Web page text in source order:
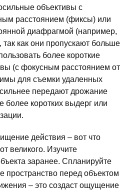
объективы с
расстоянием (фиксы) или
диафрагмой (например,
так как они пропускают больше
более короткие
(с фокусным расстоянием от
для съемки удаленных
передают дрожание
более коротких выдерг или
действия – вот что
великого. Изучите
заранее. Спланируйте
пространство перед объектом
– это создаст ощущение